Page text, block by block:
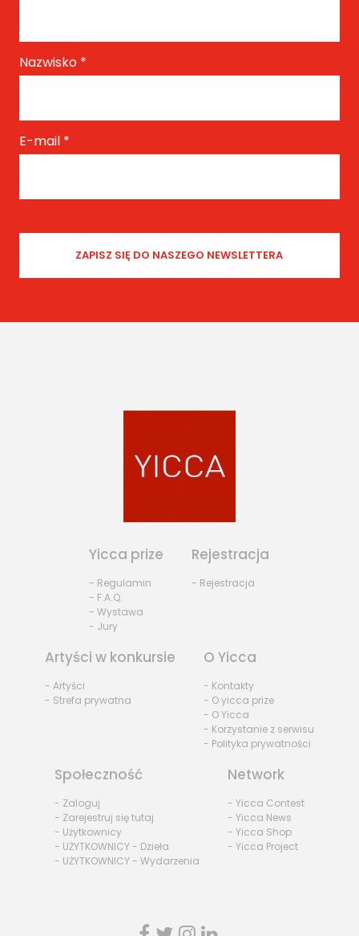
Nazwisko *
E-mail *
Yicca prize
- Regulamin
- F.A.Q.
- Wystawa
- Jury
Rejestracja
- Rejestracja
Artyści w konkursie
- Artyści
- Strefa prywatna
O Yicca
- Kontakty
- O yicca prize
- O Yicca
- Korzystanie z serwisu
- Polityka prywatności
Społeczność
- Zaloguj
- Zarejestruj się tutaj
- Użytkownicy
- UŻYTKOWNICY - Dzieła
- UŻYTKOWNICY - Wydarzenia
Network
- Yicca Contest
- Yicca News
- Yicca Shop
- Yicca Project